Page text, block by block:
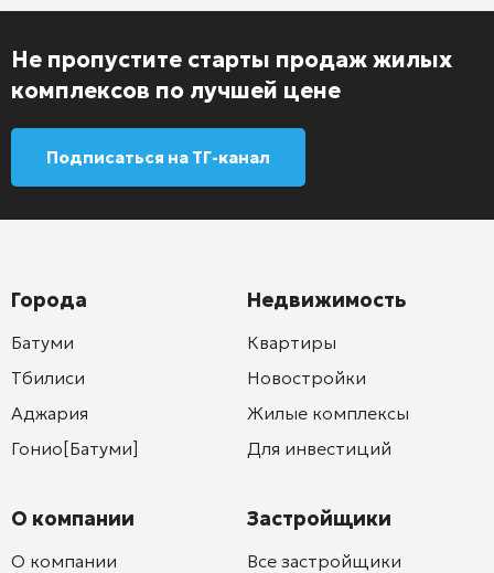
Не пропустите старты продаж жилых
комплексов по лучшей цене
Подписаться на ТГ-канал
Города
Батуми
Тбилиси
Аджария
Гонио[Батуми]
О компании
О компании
Недвижимость
Квартиры
Новостройки
Жилые комплексы
Для инвестиций
Застройщики
Все застройщики